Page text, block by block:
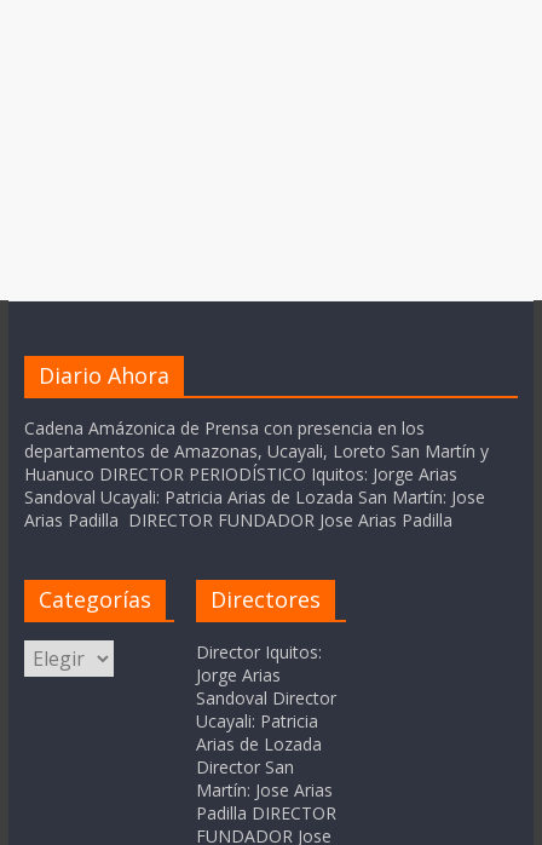
Diario Ahora
Cadena Amázonica de Prensa con presencia en los
departamentos de Amazonas, Ucayali, Loreto San Martín y
Huanuco DIRECTOR PERIODÍSTICO Iquitos: Jorge Arias
Sandoval Ucayali: Patricia Arias de Lozada San Martín: Jose
Arias Padilla DIRECTOR FUNDADOR Jose Arias Padilla
Categorías
Categorías
Directores
Director Iquitos:
Jorge Arias
Sandoval Director
Ucayali: Patricia
Arias de Lozada
Director San
Martín: Jose Arias
Padilla DIRECTOR
FUNDADOR Jose